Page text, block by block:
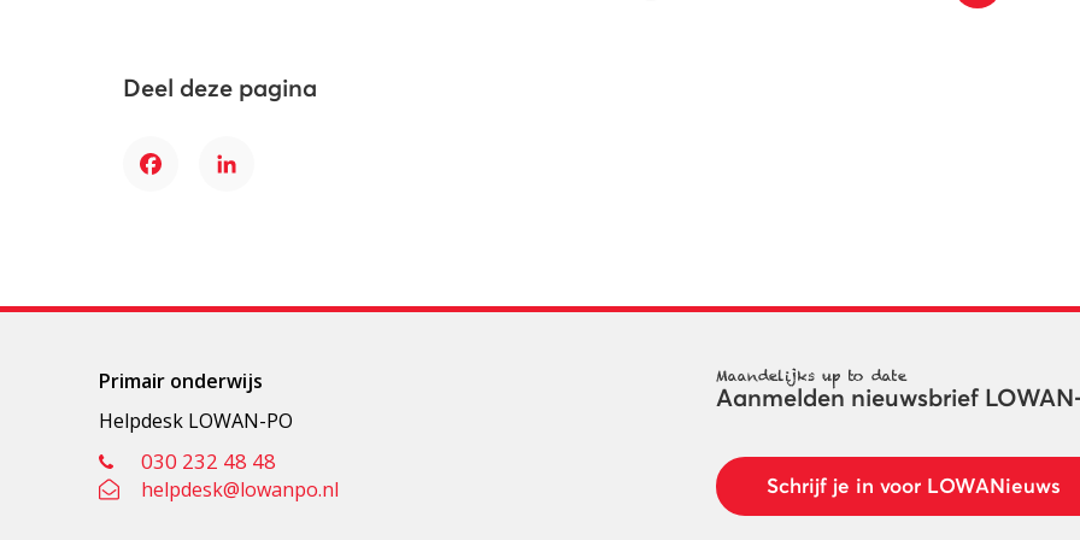
Deel deze pagina
FacebookLinkedIn
Primair onderwijs
Helpdesk LOWAN-PO
030 232 48 48
helpdesk@lowanpo.nl
Maandelijks up to date
Aanmelden nieuwsbrief
Schrijf je in voor LOWANieuws